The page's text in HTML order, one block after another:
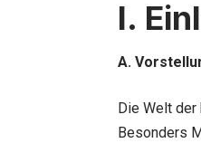
I.
A.
Die Welt
Besonders